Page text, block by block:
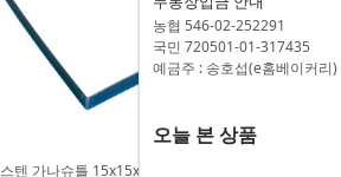
농협 546-02-252291
국민 720501-01-317435
예금주 : 송호섭(e홈베이커리)
오늘 본 상품
스텐 가나슈틀 15x15x1.5 (사각 파베초